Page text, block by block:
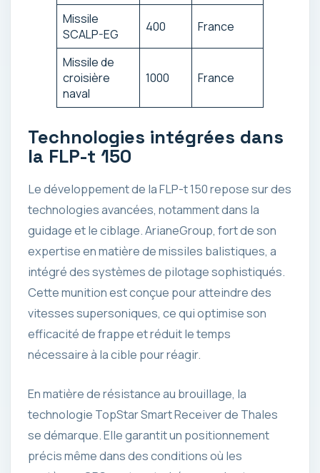
Missile
SCALP-EG
400 France
Missile de
croisière
naval
1000 France
Technologies intégrées dans
la FLP-t 150
Le développement de la FLP-t 150 repose sur des
technologies avancées, notamment dans la
guidage et le ciblage. ArianeGroup, fort de son
expertise en matière de missiles balistiques, a
intégré des systèmes de pilotage sophistiqués.
Cette munition est conçue pour atteindre des
vitesses supersoniques, ce qui optimise son
efficacité de frappe et réduit le temps
nécessaire à la cible pour réagir.
En matière de résistance au brouillage, la
technologie TopStar Smart Receiver de Thales
se démarque. Elle garantit un positionnement
précis même dans des conditions où les